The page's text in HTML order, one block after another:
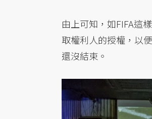
由上可知，如FIFA這
取權利人的授權，以
還沒結束。